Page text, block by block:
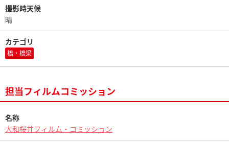
撮影時天候
晴
カテゴリ
橋・橋梁
担当フィルムコミッション
名称
大和桜井フィルム・コミッション